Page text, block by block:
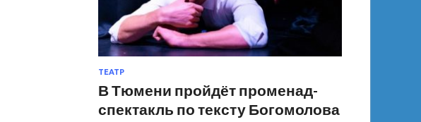
ТЕАТР
В Тюмени пройдёт променад-
спектакль по тексту Богомолова